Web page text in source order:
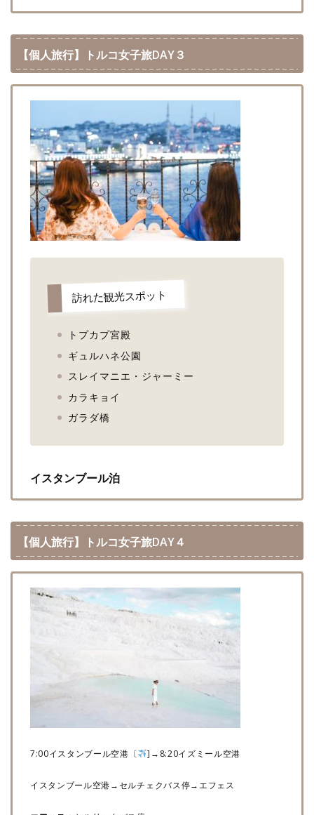
【個人旅行】トルコ女子旅DAY３
訪れた観光スポット
トプカプ宮殿
ギュルハネ公園
スレイマニエ・ジャーミー
カラキョイ
ガラダ橋
イスタンブール泊
【個人旅行】トルコ女子旅DAY４
7:00イスタンブール空港〔 ]→8:20イズミール空港
イスタンブール空港→セルチェクバス停→エフェス